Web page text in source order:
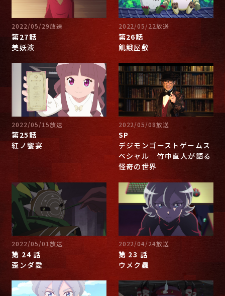
2022/05/29放送
第27話
美妖液
2022/05/22放送
第26話
飢餓屋敷
2022/05/15放送
第25話
紅ノ饗宴
2022/05/08放送
SP
デジモンゴーストゲームス
ペシャル 竹中直人が語る
怪奇の世界
2022/05/01放送
第 24 話
歪ンダ愛
2022/04/24放送
第 23 話
ウメク蟲